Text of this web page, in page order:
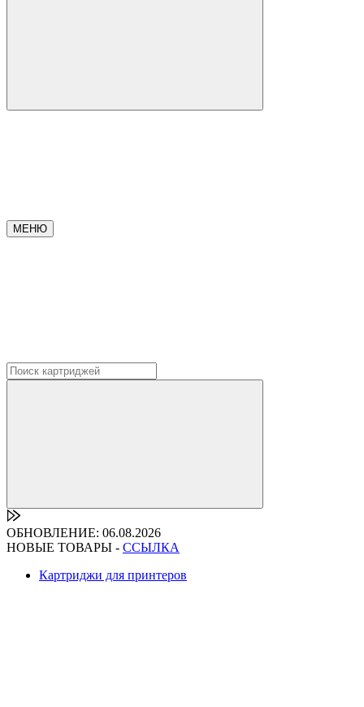
МЕНЮ
ОБНОВЛЕНИЕ: 06.08.2026
НОВЫЕ ТОВАРЫ - ССЫЛКА
Картриджи для принтеров